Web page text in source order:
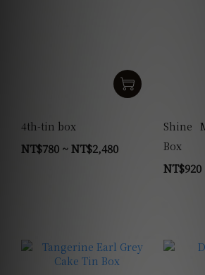
4th-tin box
NT$780 ~ NT$2,480
Shine
Box
NT$920